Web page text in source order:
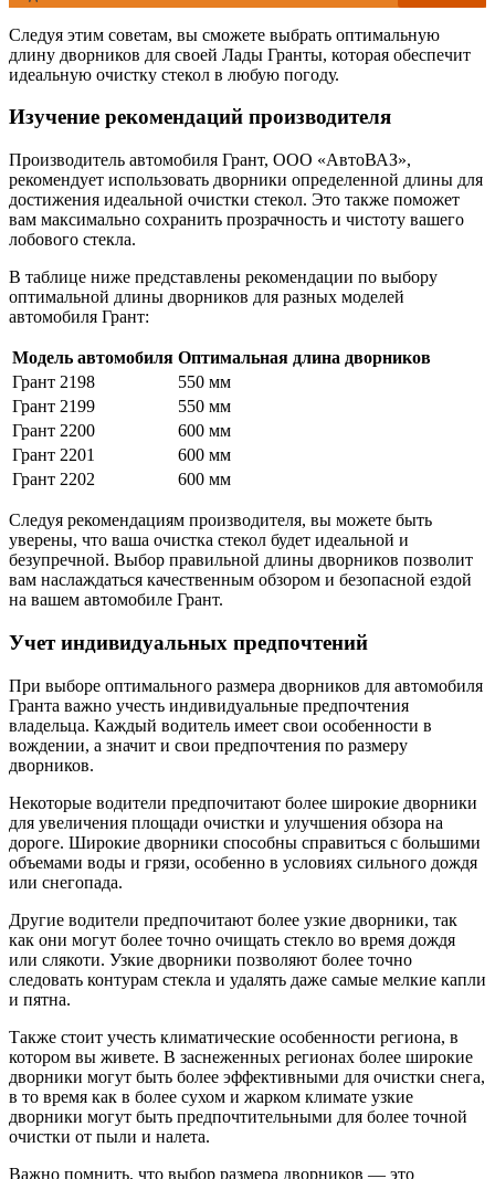
Следуя этим советам, вы сможете выбрать оптимальную
длину дворников для своей Лады Гранты, которая обеспечит
идеальную очистку стекол в любую погоду.
Изучение рекомендаций производителя
Производитель автомобиля Грант, ООО «АвтоВАЗ»,
рекомендует использовать дворники определенной длины для
достижения идеальной очистки стекол. Это также поможет
вам максимально сохранить прозрачность и чистоту вашего
лобового стекла.
В таблице ниже представлены рекомендации по выбору
оптимальной длины дворников для разных моделей
автомобиля Грант:
Модель автомобиля Оптимальная длина дворников
Грант 2198
550 мм
Грант 2199
550 мм
Грант 2200
600 мм
Грант 2201
600 мм
Грант 2202
600 мм
Следуя рекомендациям производителя, вы можете быть
уверены, что ваша очистка стекол будет идеальной и
безупречной. Выбор правильной длины дворников позволит
вам наслаждаться качественным обзором и безопасной ездой
на вашем автомобиле Грант.
Учет индивидуальных предпочтений
При выборе оптимального размера дворников для автомобиля
Гранта важно учесть индивидуальные предпочтения
владельца. Каждый водитель имеет свои особенности в
вождении, а значит и свои предпочтения по размеру
дворников.
Некоторые водители предпочитают более широкие дворники
для увеличения площади очистки и улучшения обзора на
дороге. Широкие дворники способны справиться с большими
объемами воды и грязи, особенно в условиях сильного дождя
или снегопада.
Другие водители предпочитают более узкие дворники, так
как они могут более точно очищать стекло во время дождя
или слякоти. Узкие дворники позволяют более точно
следовать контурам стекла и удалять даже самые мелкие капли
и пятна.
Также стоит учесть климатические особенности региона, в
котором вы живете. В заснеженных регионах более широкие
дворники могут быть более эффективными для очистки снега,
в то время как в более сухом и жарком климате узкие
дворники могут быть предпочтительными для более точной
очистки от пыли и налета.
Важно помнить, что выбор размера дворников — это